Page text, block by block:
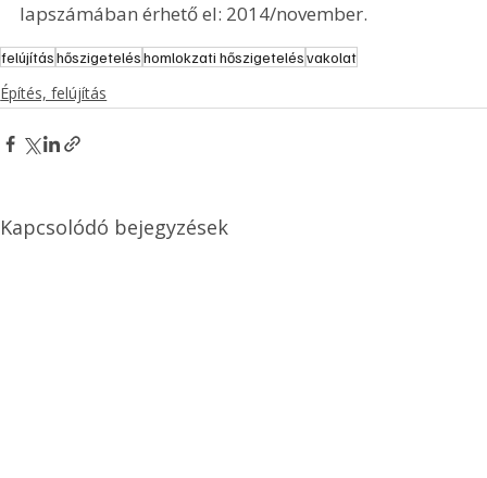
lapszámában érhető el: 2014/november.
felújításhőszigeteléshomlokzati hőszigetelésvakolat
Építés, felújítás
Kapcsolódó bejegyzések